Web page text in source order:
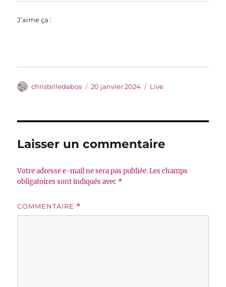
J’aime ça :
Auteur
christelledabos
Publié
20 janvier 2024 Catégories
Live
Laisser un commentaire
Votre adresse e-mail ne sera pas publiée. Les champs
obligatoires sont indiqués avec *
COMMENTAIRE *